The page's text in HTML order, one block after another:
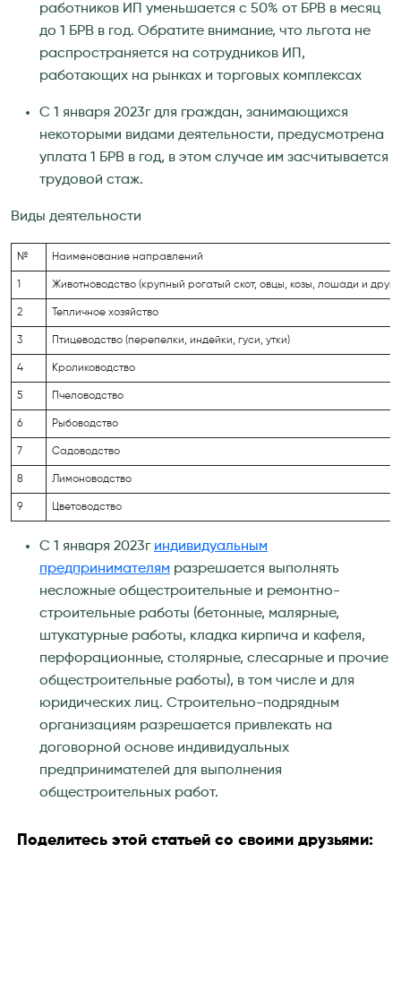
работников ИП уменьшается с 50% от БРВ в месяц
до 1 БРВ в год. Обратите внимание, что льгота не
распространяется на сотрудников ИП,
работающих на рынках и торговых комплексах
С 1 января 2023г для граждан, занимающихся
некоторыми видами деятельности, предусмотрена
уплата 1 БРВ в год, в этом случае им засчитывается
трудовой стаж.
Виды деятельности
№ Наименование направлений
1 Животноводство (крупный рогатый скот, овцы, козы, лошади и
2 Тепличное хозяйство
3 Птицеводство (перепелки, индейки, гуси, утки)
4 Кролиководство
5 Пчеловодство
6 Рыбоводство
7 Садоводство
8 Лимоноводство
9 Цветоводство
С 1 января 2023г индивидуальным
предпринимателям разрешается выполнять
несложные общестроительные и ремонтно-
строительные работы (бетонные, малярные,
штукатурные работы, кладка кирпича и кафеля,
перфорационные, столярные, слесарные и прочие
общестроительные работы), в том числе и для
юридических лиц. Строительно-подрядным
организациям разрешается привлекать на
договорной основе индивидуальных
предпринимателей для выполнения
общестроительных работ.
Поделитесь этой статьей со своими друзьями: